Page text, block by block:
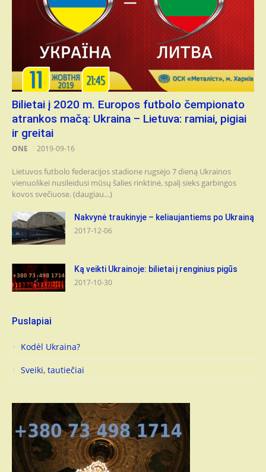
Bilietai į 2020 m. Europos futbolo čempionato
atrankos mačą: Ukraina – Lietuva: ramiai, pigiai
ir greitai
ONE 2019-09-16
Lietuvos futbolo federacijos stadione rugsėjo 7 dieną Ukrainos
vienuolikei nusileidusi mūsų šalies rinktinė, spalį sieks garbingos
kovos svečiuose. (daugiau…)
Nakvynė traukinyje – keliaujantiems po Ukrainą
2017-12-06
Ką veikti Ukrainoje: bilietai į renginius pigūs
2017-10-30
Puslapiai
Kodėl Ukraina?
Sveiki, tautiečiai